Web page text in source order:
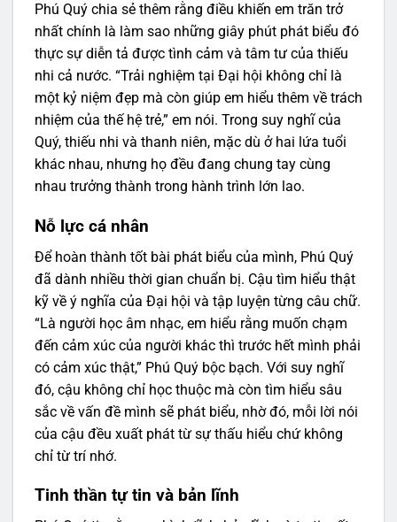
Phú Quý chia sẻ thêm rằng điều khiến em trăn trở
nhất chính là làm sao những giây phút phát biểu đó
thực sự diễn tả được tình cảm và tâm tư của thiếu
nhi cả nước. “Trải nghiệm tại Đại hội không chỉ là
một kỷ niệm đẹp mà còn giúp em hiểu thêm về trách
nhiệm của thế hệ trẻ,” em nói. Trong suy nghĩ của
Quý, thiếu nhi và thanh niên, mặc dù ở hai lứa tuổi
khác nhau, nhưng họ đều đang chung tay cùng
nhau trưởng thành trong hành trình lớn lao.
Nỗ lực cá nhân
Để hoàn thành tốt bài phát biểu của mình, Phú Quý
đã dành nhiều thời gian chuẩn bị. Cậu tìm hiểu thật
kỹ về ý nghĩa của Đại hội và tập luyện từng câu chữ.
“Là người học âm nhạc, em hiểu rằng muốn chạm
đến cảm xúc của người khác thì trước hết mình phải
có cảm xúc thật,” Phú Quý bộc bạch. Với suy nghĩ
đó, cậu không chỉ học thuộc mà còn tìm hiểu sâu
sắc về vấn đề mình sẽ phát biểu, nhờ đó, mỗi lời nói
của cậu đều xuất phát từ sự thấu hiểu chứ không
chỉ từ trí nhớ.
Tinh thần tự tin và bản lĩnh